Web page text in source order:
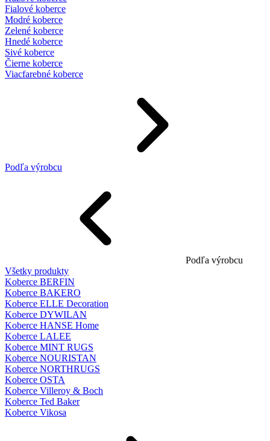
Fialové koberce
Modré koberce
Zelené koberce
Hnedé koberce
Sivé koberce
Čierne koberce
Viacfarebné koberce
Podľa výrobcu
Podľa výrobcu
Všetky produkty
Koberce BERFIN
Koberce BAKERO
Koberce ELLE Decoration
Koberce DYWILAN
Koberce HANSE Home
Koberce LALEE
Koberce MINT RUGS
Koberce NOURISTAN
Koberce NORTHRUGS
Koberce OSTA
Koberce Villeroy & Boch
Koberce Ted Baker
Koberce Vikosa